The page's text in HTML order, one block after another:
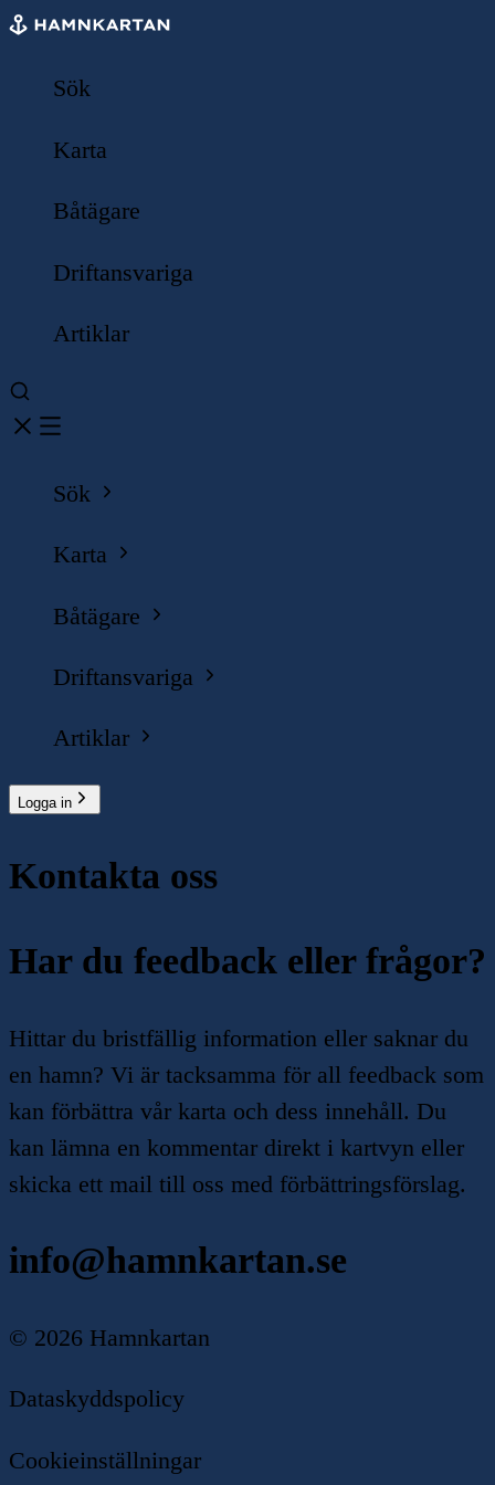
Sök
Karta
Båtägare
Driftansvariga
Artiklar
Sök
Karta
Båtägare
Driftansvariga
Artiklar
Logga in
Kontakta oss
Har du feedback eller frågor?
Hittar du bristfällig information eller saknar du
en hamn? Vi är tacksamma för all feedback som
kan förbättra vår karta och dess innehåll. Du
kan lämna en kommentar direkt i kartvyn eller
skicka ett mail till oss med förbättringsförslag.
info@hamnkartan.se
© 2026 Hamnkartan
Dataskyddspolicy
Cookieinställningar